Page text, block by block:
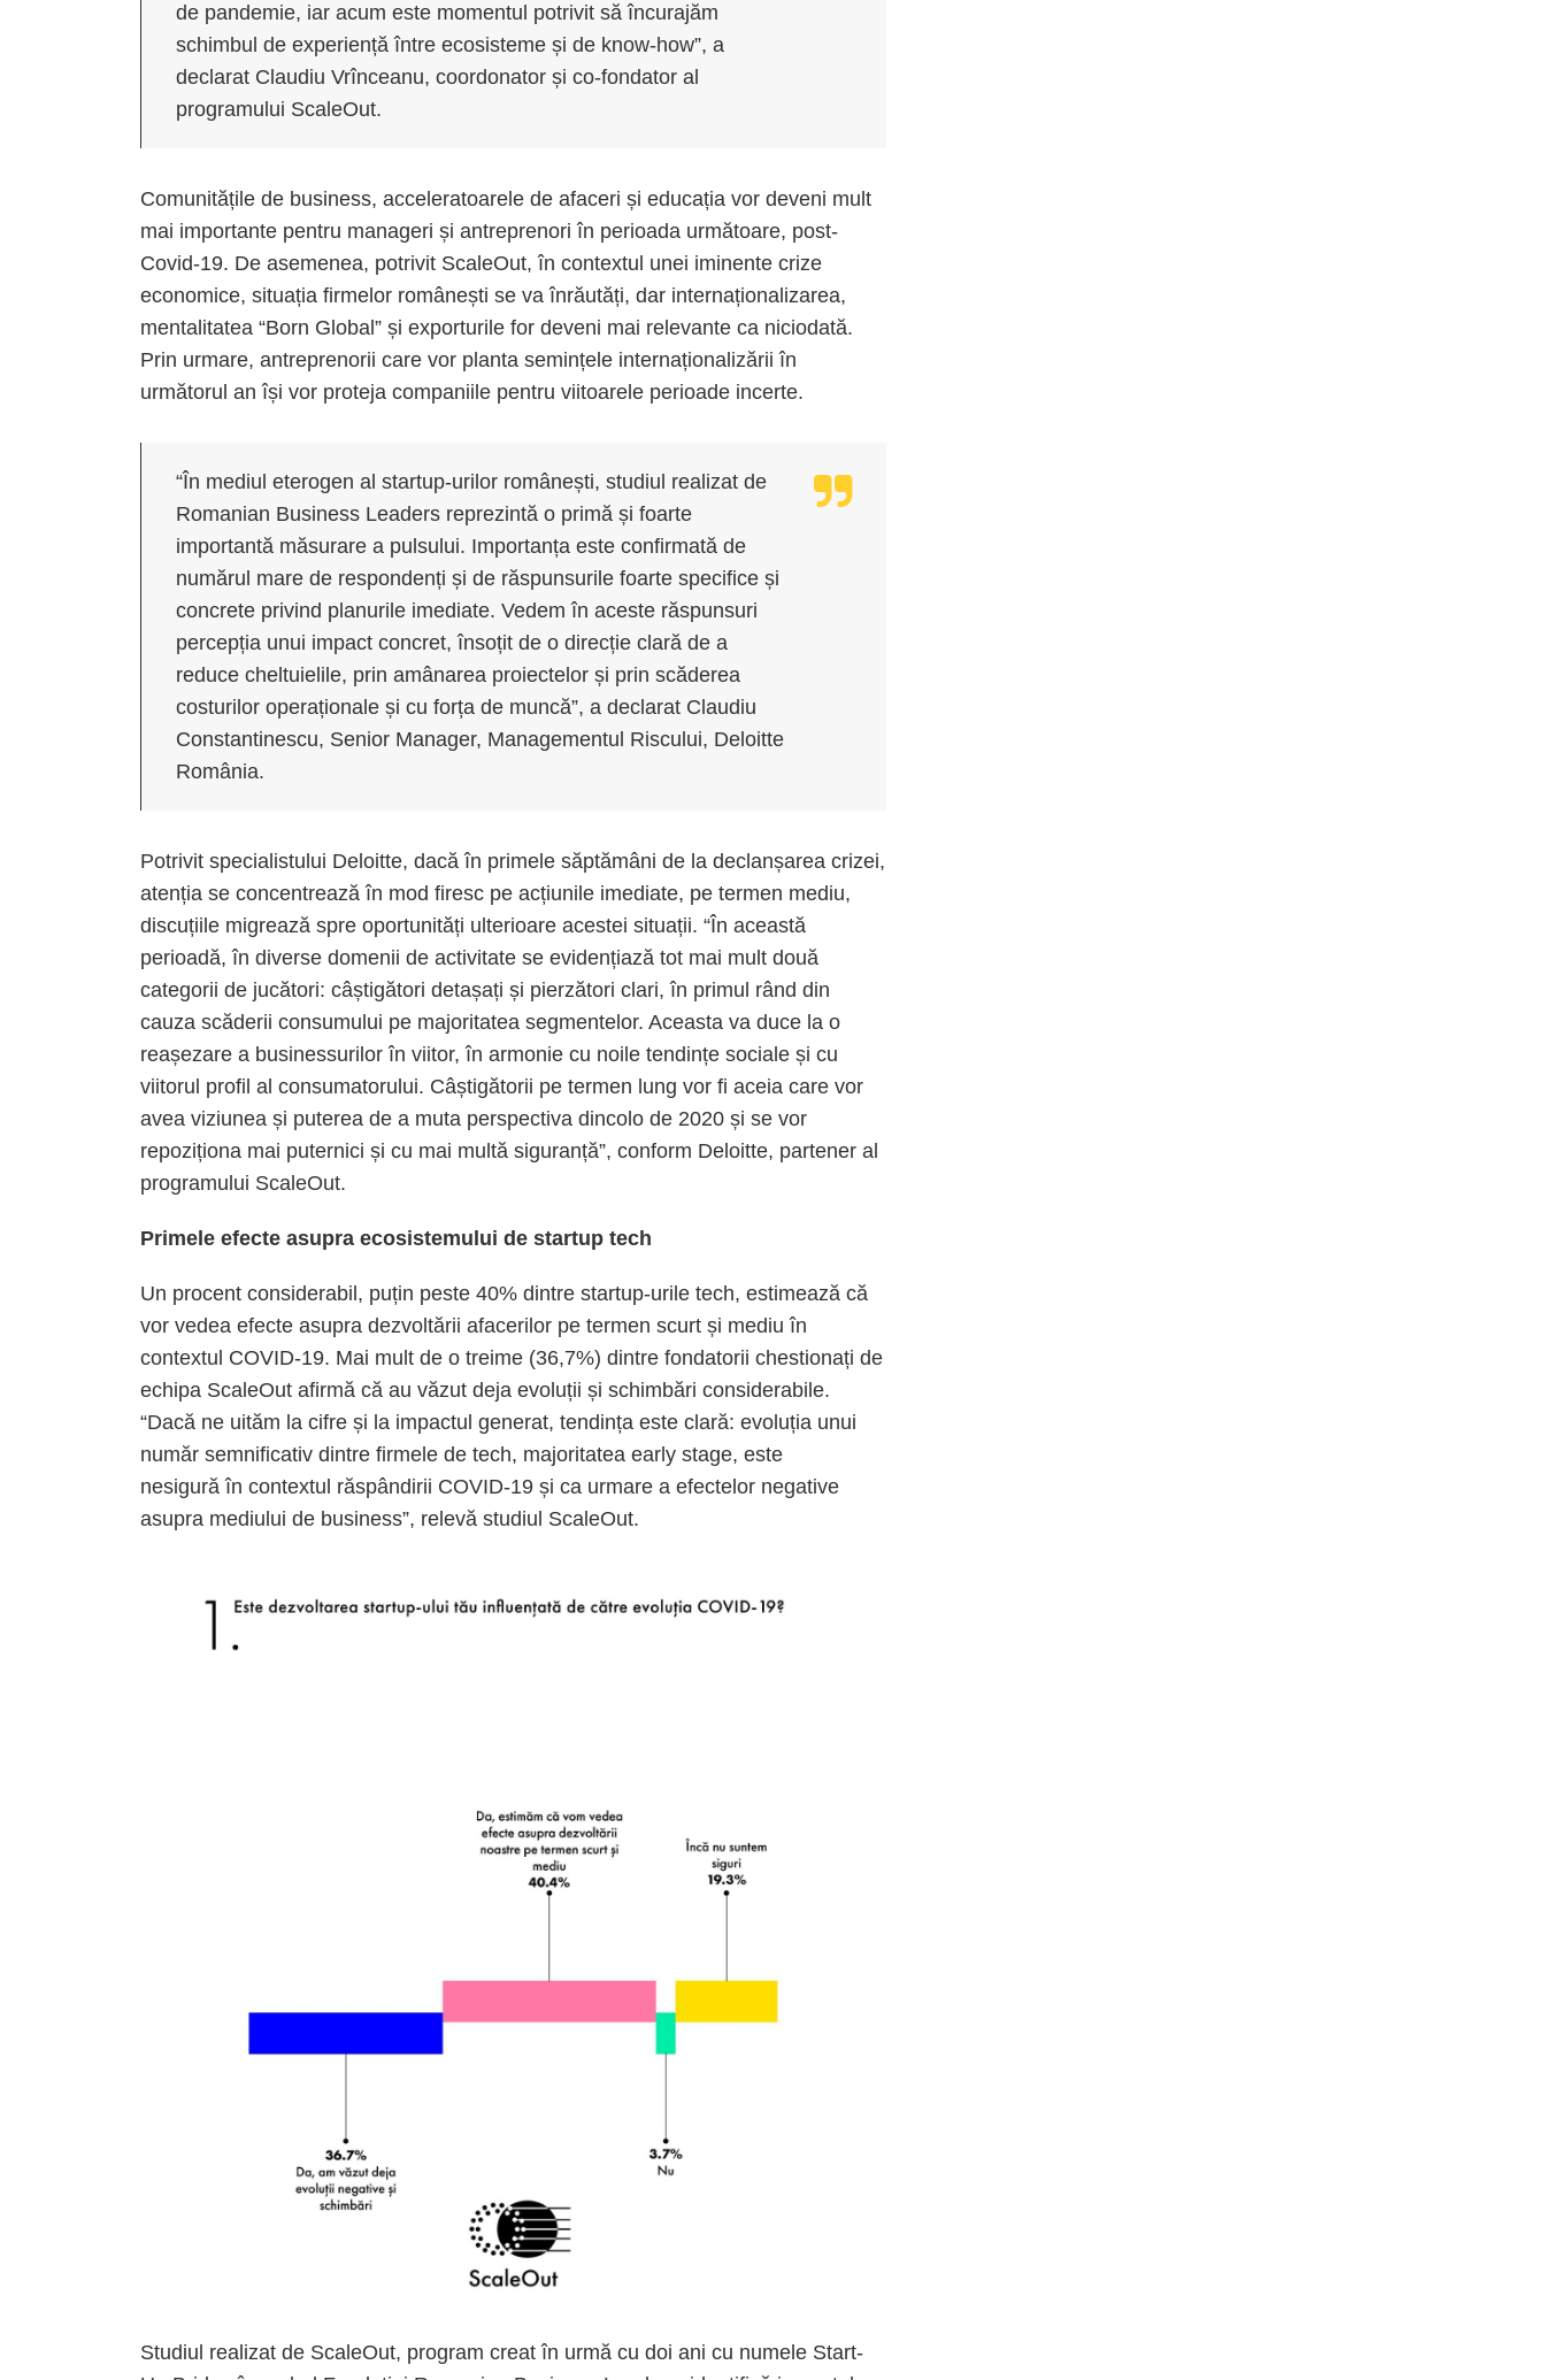
de pandemie, iar acum este momentul potrivit să încurajăm
schimbul de experiență între ecosisteme și de know-how”, a
declarat Claudiu Vrînceanu, coordonator și co-fondator al
programului ScaleOut.
Comunitățile de business, acceleratoarele de afaceri și educația vor deveni mult
mai importante pentru manageri și antreprenori în perioada următoare, post-
Covid-19. De asemenea, potrivit ScaleOut, în contextul unei iminente crize
economice, situația firmelor românești se va înrăutăți, dar internaționalizarea,
mentalitatea “Born Global” și exporturile for deveni mai relevante ca niciodată.
Prin urmare, antreprenorii care vor planta semințele internaționalizării în
următorul an își vor proteja companiile pentru viitoarele perioade incerte.
“În mediul eterogen al startup-urilor românești, studiul realizat de
Romanian Business Leaders reprezintă o primă și foarte
importantă măsurare a pulsului. Importanța este confirmată de
numărul mare de respondenți și de răspunsurile foarte specifice și
concrete privind planurile imediate. Vedem în aceste răspunsuri
percepția unui impact concret, însoțit de o direcție clară de a
reduce cheltuielile, prin amânarea proiectelor și prin scăderea
costurilor operaționale și cu forța de muncă”, a declarat Claudiu
Constantinescu, Senior Manager, Managementul Riscului, Deloitte
România.
Potrivit specialistului Deloitte, dacă în primele săptămâni de la declanșarea crizei,
atenția se concentrează în mod firesc pe acțiunile imediate, pe termen mediu,
discuțiile migrează spre oportunități ulterioare acestei situații. “În această
perioadă, în diverse domenii de activitate se evidențiază tot mai mult două
categorii de jucători: câștigători detașați și pierzători clari, în primul rând din
cauza scăderii consumului pe majoritatea segmentelor. Aceasta va duce la o
reașezare a businessurilor în viitor, în armonie cu noile tendințe sociale și cu
viitorul profil al consumatorului. Câștigătorii pe termen lung vor fi aceia care vor
avea viziunea și puterea de a muta perspectiva dincolo de 2020 și se vor
repoziționa mai puternici și cu mai multă siguranță”, conform Deloitte, partener al
programului ScaleOut.
Primele efecte asupra ecosistemului de startup tech
Un procent considerabil, puțin peste 40% dintre startup-urile tech, estimează că
vor vedea efecte asupra dezvoltării afacerilor pe termen scurt și mediu în
contextul COVID-19. Mai mult de o treime (36,7%) dintre fondatorii chestionați de
echipa ScaleOut afirmă că au văzut deja evoluții și schimbări considerabile.
“Dacă ne uităm la cifre și la impactul generat, tendința este clară: evoluția unui
număr semnificativ dintre firmele de tech, majoritatea early stage, este
nesigură în contextul răspândirii COVID-19 și ca urmare a efectelor negative
asupra mediului de business”, relevă studiul ScaleOut.
Studiul realizat de ScaleOut, program creat în urmă cu doi ani cu numele Start-